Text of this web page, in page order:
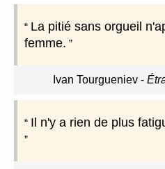
La pitié sans orgueil
femme.
Ivan Tourgueniev-
Il n'y a rien de plus